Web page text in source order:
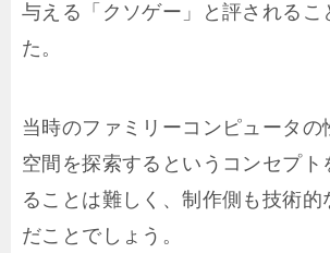
与える「クソゲー」と評されるこ
た。
当時のファミリーコンピュータの
空間を探索するというコンセプト
ることは難しく、制作側も技術的
だことでしょう。